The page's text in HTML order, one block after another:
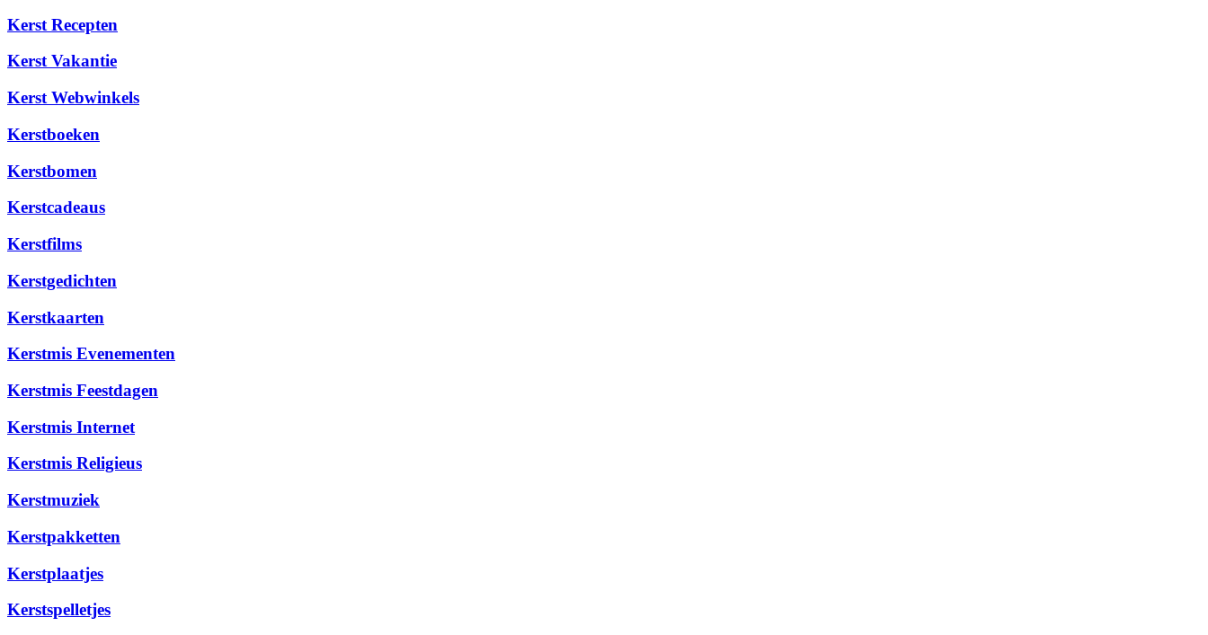
Kerst Recepten
Kerst Vakantie
Kerst Webwinkels
Kerstboeken
Kerstbomen
Kerstcadeaus
Kerstfilms
Kerstgedichten
Kerstkaarten
Kerstmis Evenementen
Kerstmis Feestdagen
Kerstmis Internet
Kerstmis Religieus
Kerstmuziek
Kerstpakketten
Kerstplaatjes
Kerstspelletjes